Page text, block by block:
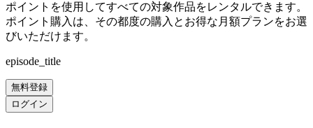
ポイントを使用してすべての対象作品をレンタルできます。
ポイント購入は、その都度の購入とお得な月額プランをお選
びいただけます。
episode_title
無料登録
ログイン